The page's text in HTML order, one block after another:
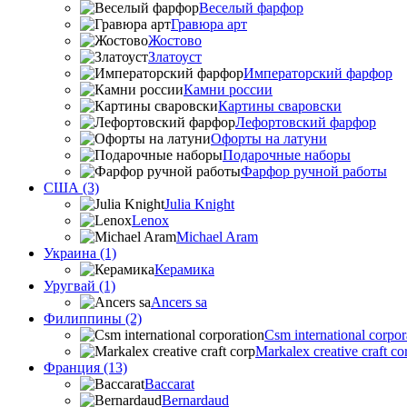
Веселый фарфор
Гравюра арт
Жостово
Златоуст
Императорский фарфор
Камни россии
Картины сваровски
Лефортовский фарфор
Офорты на латуни
Подарочные наборы
Фарфор ручной работы
США (3)
Julia Knight
Lenox
Michael Aram
Украина (1)
Керамика
Уругвай (1)
Ancers sa
Филиппины (2)
Csm international
Markalex creative craft
Франция (13)
Baccarat
Bernardaud